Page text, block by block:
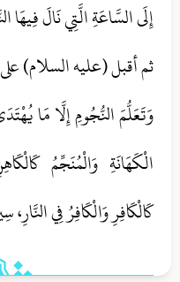
إِلَى السَّاعَةِ الَّتِي نَالَ فِيهَا
ثم أقبل (علیه السلام)
وَتَعَلُّمَ النُّجُومِ إِلَّا مَا
الْكَهَانَةِ وَالْمُنَجِّمُ
كَالْكَافِرِ وَالْكَافِرُ فِي النَّارِ،